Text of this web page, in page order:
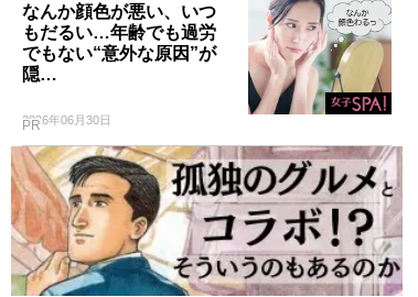
なんか顔色が悪い、いつ
もだるい…年齢でも過労
でもない“意外な原因”が
隠…
2026年06月30日
PR